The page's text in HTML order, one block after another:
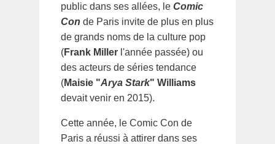
public dans ses allées, le Comic
Con de Paris invite de plus en plus
de grands noms de la culture pop
(Frank Miller l'année passée) ou
des acteurs de séries tendance
(Maisie "Arya Stark" Williams
devait venir en 2015).
Cette année, le Comic Con de
Paris a réussi à attirer dans ses